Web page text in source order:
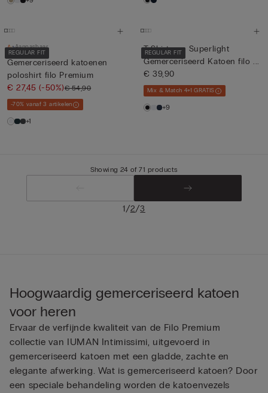
REGULAR FIT
Aanpasbaar
Gemerceriseerd katoenen
poloshirt filo Premium
€ 27,45(-50%)€ 54,90
-70% vanaf 3 artikelen
+1
REGULAR FIT
T-Shirt van Superlight
Gemerceriseerd Katoen filo ...
€ 39,90
Mix & Match 4+1 GRATIS
+9
Showing 24 of 71 products
1/2/3
Hoogwaardig gemerceriseerd katoen
voor heren
Ervaar de verfijnde kwaliteit van de Filo Premium
collectie van IUMAN Intimissimi, uitgevoerd in
gemerceriseerd katoen met een gladde, zachte en
elegante afwerking. Wat is gemerceriseerd katoen? Door
een speciale behandeling worden de katoenvezels